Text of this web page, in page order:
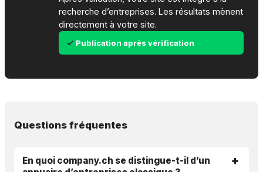
recherche d’entreprises. Les résultats mènent
directement à votre site.
Publication après vérification
Questions fréquentes
En quoi company.ch se distingue-t-il d’un